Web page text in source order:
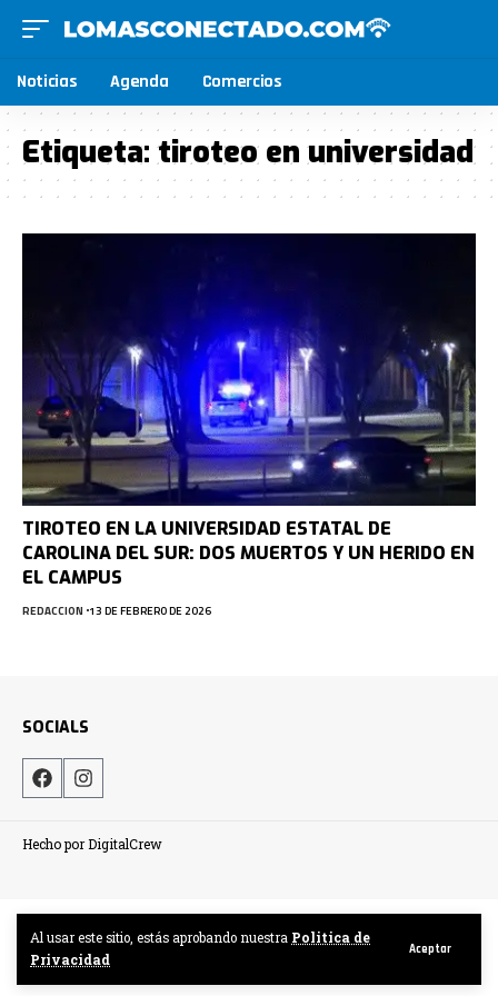
Al usar este sitio, estás aprobando nuestra Politica de
Privacidad
Aceptar
Noticias Agenda Comercios
Etiqueta:tiroteo en universidad
TIROTEO EN LA UNIVERSIDAD ESTATAL DE
CAROLINA DEL SUR: DOS MUERTOS Y UN HERIDO EN
EL CAMPUS
REDACCION 13 DE FEBRERO DE 2026
SOCIALS
Hecho por DigitalCrew